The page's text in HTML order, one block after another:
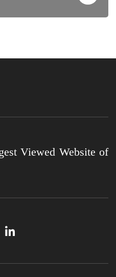
Viewed Website of